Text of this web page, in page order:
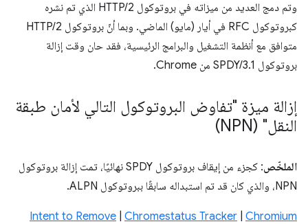
وتم دمج العديد من ميزاته في بروتوكول HTTP/2 الذي تم نشره
كبروتوكول RFC في أيار (مايو) الماضي. وبما أنّ بروتوكول HTTP/2
متوافق مع أنظمة التشغيل والبرامج الرئيسية، فقد حان وقت إزالة
بروتوكول SPDY/3.1 من Chrome.
إزالة ميزة "تفاوض البروتوكول التالي لأمان طبقة
النقل" (NPN)
الملخّص
: كجزء من إيقاف بروتوكول SPDY نهائيًا، تمت إزالة بروتوكول
NPN، والذي كان قد تم استبداله سابقًا ببروتوكول ALPN.
Intent to Remove Chromestatus Tracker Chromium